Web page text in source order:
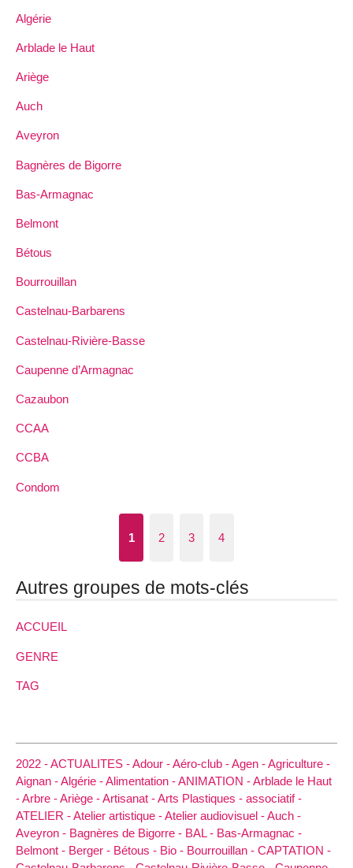
Algérie
Arblade le Haut
Ariège
Auch
Aveyron
Bagnères de Bigorre
Bas-Armagnac
Belmont
Bétous
Bourrouillan
Castelnau-Barbarens
Castelnau-Rivière-Basse
Caupenne d’Armagnac
Cazaubon
CCAA
CCBA
Condom
1 2 3 4
Autres groupes de mots-clés
ACCUEIL
GENRE
TAG
2022 -ACTUALITES -Adour -Aéro-club -Agen -Agriculture -
Aignan -Algérie -Alimentation -ANIMATION -Arblade le Haut
-Arbre -Ariège -Artisanat -Arts Plastiques - associatif -
ATELIER -Atelier artistique -Atelier audiovisuel -Auch -
Aveyron - Bagnères de Bigorre - BAL - Bas-Armagnac -
Belmont - Berger - Bétous - Bio - Bourrouillan - CAPTATION -